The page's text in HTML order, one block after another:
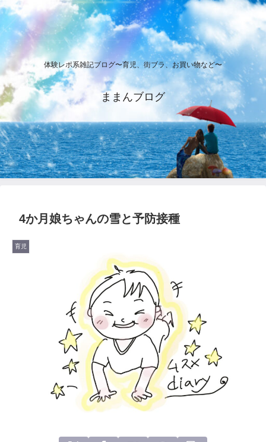
体験レポ系雑記ブログ〜育児、街ブラ、お買い物など〜
ままんブログ
4か月娘ちゃんの雪と予防接種
育児